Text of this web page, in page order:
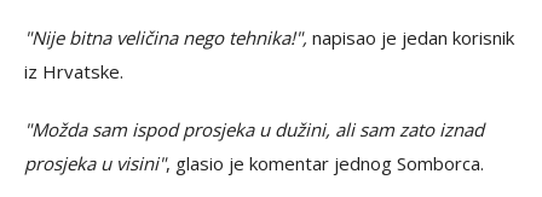
"Nije bitna veličina nego tehnika!", napisao je jedan korisnik
iz Hrvatske.
"Možda sam ispod prosjeka u dužini, ali sam zato iznad
prosjeka u visini", glasio je komentar jednog Somborca.